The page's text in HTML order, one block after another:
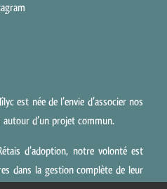
est née de l’envie d’associer nos
d’un projet commun.
d’adoption, notre volonté est
dans la gestion complète de leur